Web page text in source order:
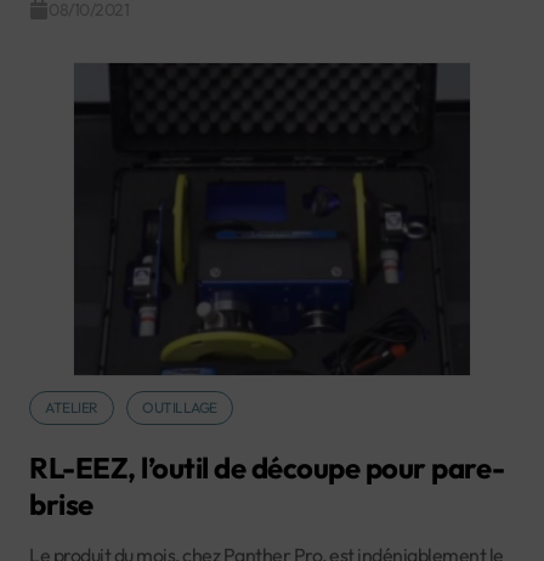
ATELIER OUTILLAGE
RL-EEZ, l’outil de découpe pour pare-
brise
Le produit du mois, chez Panther Pro, est indéniablement le